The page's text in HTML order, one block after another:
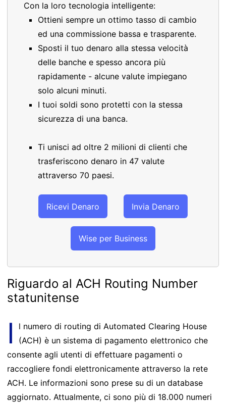
Con la loro tecnologia intelligente:
Ottieni sempre un ottimo tasso di cambio
ed una commissione bassa e trasparente.
Sposti il tuo denaro alla stessa velocità
delle banche e spesso ancora più
rapidamente - alcune valute impiegano
solo alcuni minuti.
I tuoi soldi sono protetti con la stessa
sicurezza di una banca.
Ti unisci ad oltre 2 milioni di clienti che
trasferiscono denaro in 47 valute
attraverso 70 paesi.
Ricevi Denaro Invia Denaro
Wise per Business
Riguardo al ACH Routing Number
statunitense
I
l numero di routing di Automated Clearing House
(ACH) è un sistema di pagamento elettronico che
consente agli utenti di effettuare pagamenti o
raccogliere fondi elettronicamente attraverso la rete
ACH. Le informazioni sono prese su di un database
aggiornato. Attualmente, ci sono più di 18.000 numeri